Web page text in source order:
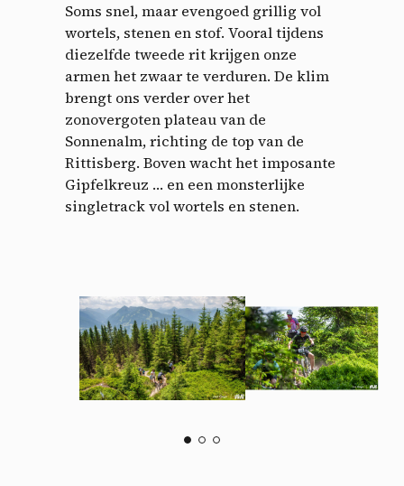
Soms snel, maar evengoed grillig vol
wortels, stenen en stof. Vooral tijdens
diezelfde tweede rit krijgen onze
armen het zwaar te verduren. De klim
brengt ons verder over het
zonovergoten plateau van de
Sonnenalm, richting de top van de
Rittisberg. Boven wacht het imposante
Gipfelkreuz … en een monsterlijke
singletrack vol wortels en stenen.